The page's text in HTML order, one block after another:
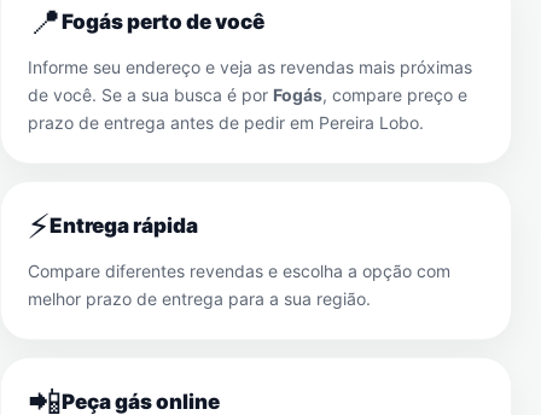
📍Fogás perto de você
Informe seu endereço e veja as revendas mais próximas
de você. Se a sua busca é por Fogás, compare preço e
prazo de entrega antes de pedir em Pereira Lobo.
⚡Entrega rápida
Compare diferentes revendas e escolha a opção com
melhor prazo de entrega para a sua região.
📲Peça gás online